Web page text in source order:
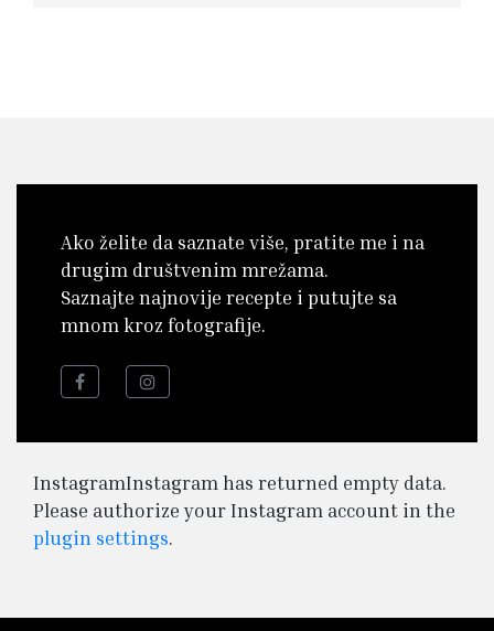
Ako želite da saznate više, pratite me i na
drugim društvenim mrežama.
Saznajte najnovije recepte i putujte sa
mnom kroz fotografije.
InstagramInstagram has returned empty data.
Please authorize your Instagram account in the
plugin settings.